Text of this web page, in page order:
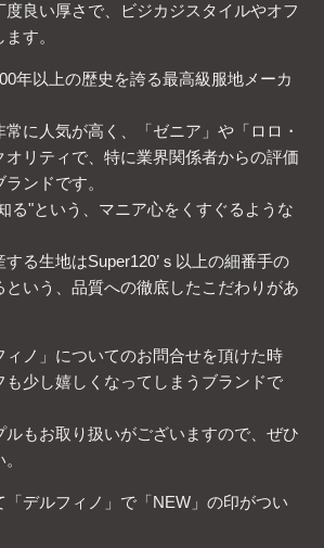
度良い厚さで、ビジカジスタイルやオフ
す。
年以上の歴史を誇る最高級服地メーカ
に人気が高く、「ゼニア」や「ロロ・
オリティで、特に業界関係者からの評価
ンドです。
る"という、マニア心をくすぐるような
る生地はSuper120’ｓ以上の細番手の
という、品質への徹底したこだわりがあ
ィノ」についてのお問合せを頂けた時
も少し嬉しくなってしまうブランドで
もお取り扱いがございますので、ぜひ
デルフィノ」で「NEW」の印がつい